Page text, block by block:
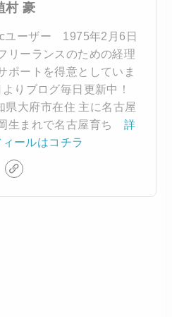
村 豪
ユーザー 1975年2月6日
ーランスのための経理
ポートを得意としていま
りブログ毎日更新中！
県大府市在住 主に名古屋
生まれで名古屋育ち 詳
ールはコチラ